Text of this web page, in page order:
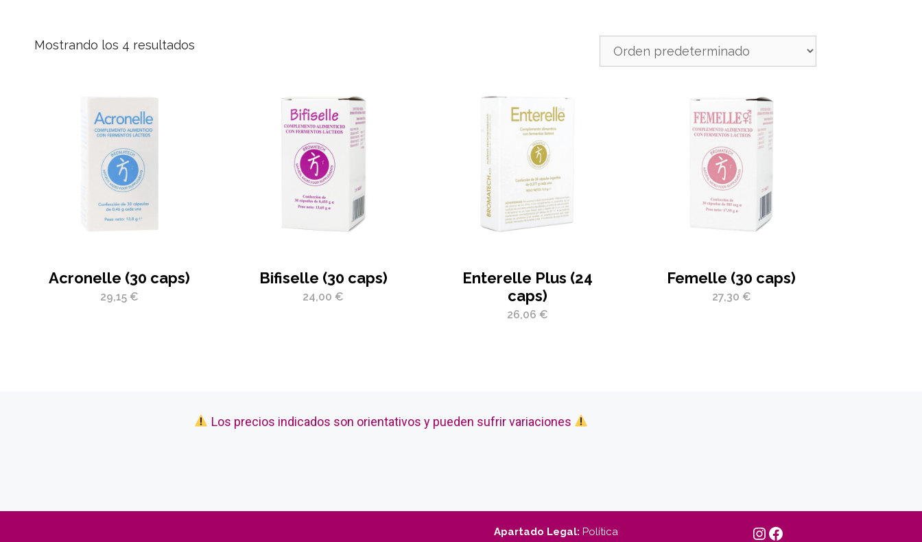
Mostrando los 4 resultados
Acronelle (30 caps)
29,15 €
Bifiselle (30 caps)
24,00€
Enterelle Plus (24
caps)
26,06 €
Femelle (30 caps)
27,30 €
Los precios indicados son orientativos y pueden sufrir variaciones
Apartado Legal: Política